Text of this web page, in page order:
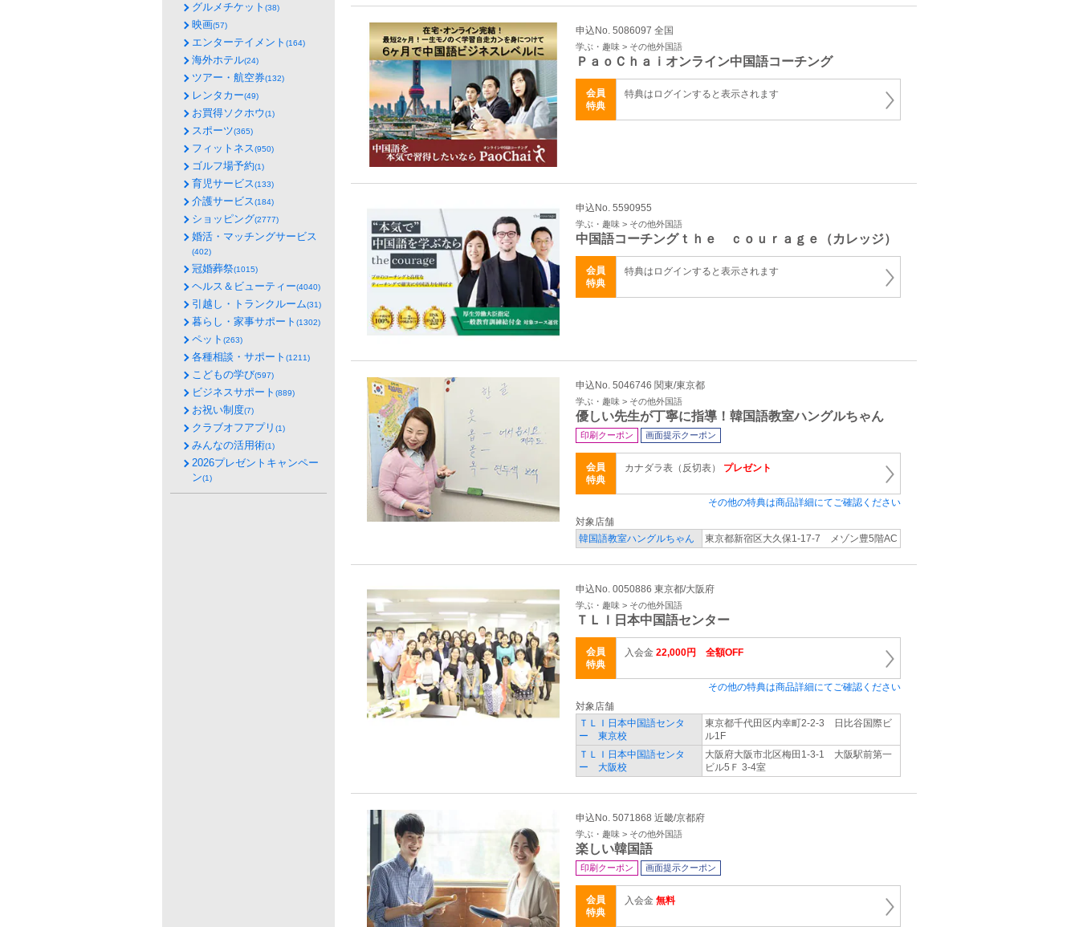
申込No. 5086097 全国
学ぶ・趣味 > その他外国語
ＰａｏＣｈａｉオンライン中国語コーチング
会員
特典
特典はログインすると表示されます
申込No. 5590955
学ぶ・趣味 > その他外国語
中国語コーチングｔｈｅ ｃｏｕｒａｇｅ（カレッジ）
会員
特典
特典はログインすると表示されます
申込No. 5046746 関東/東京都
学ぶ・趣味 > その他外国語
優しい先生が丁寧に指導！韓国語教室ハングルちゃん
印刷クーポン 画面提示クーポン
会員
特典
カナダラ表（反切表） プレゼント
その他の特典は商品詳細にてご確認ください
対象店舗
韓国語教室ハングルちゃん
東京都新宿区大久保1-17-7 メゾン豊5階AC
申込No. 0050886 東京都/大阪府
学ぶ・趣味 > その他外国語
ＴＬＩ日本中国語センター
会員
特典
入会金 22,000円 全額OFF
その他の特典は商品詳細にてご確認ください
対象店舗
ＴＬＩ日本中国語センタ
ー 東京校
東京都千代田区内幸町2-2-3 日比谷国際ビ
ル1F
ＴＬＩ日本中国語センタ
ー 大阪校
大阪府大阪市北区梅田1-3-1 大阪駅前第一
ビル5Ｆ 3-4室
申込No. 5071868 近畿/京都府
学ぶ・趣味 > その他外国語
楽しい韓国語
印刷クーポン 画面提示クーポン
会員
特典
入会金 無料
グルメチケット (38)
映画(57)
エンターテイメント (164)
海外ホテル(24)
ツアー・航空券(132)
レンタカー(49)
お買得ソクホウ(1)
スポーツ(365)
フィットネス(950)
ゴルフ場予約(1)
育児サービス(133)
介護サービス(184)
ショッピング(2777)
婚活・マッチングサービス
(402)
冠婚葬祭(1015)
ヘルス＆ビューティー(4040)
引越し・トランクルーム(31)
暮らし・家事サポート (1302)
ペット (263)
各種相談・サポート (1211)
こどもの学び(597)
ビジネスサポート (889)
お祝い制度(7)
クラブオフアプリ (1)
みんなの活用術(1)
2026プレゼントキャンペー
ン(1)